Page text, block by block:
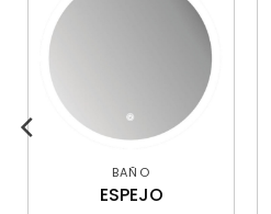
BAÑO
ESPEJO